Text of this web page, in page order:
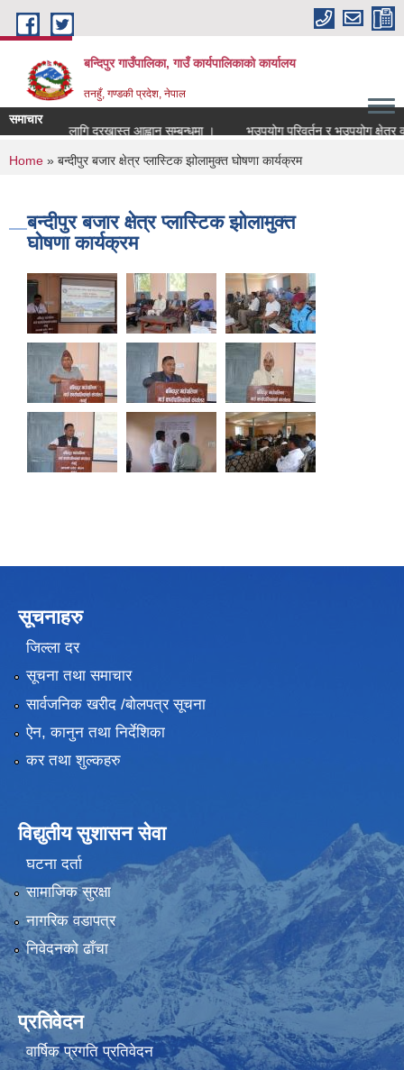
Skip to main content
बन्दिपुर गाउँपालिका, गाउँ कार्यपालिकाको कार्यालय
तनहुँ, गण्डकी प्रदेश, नेपाल
समाचार
पदपुर्तिको लागि दरखास्त आह्वान सम्बन्धमा ।
भूउपयोग परिवर्तन र भूउपयोग क्षेत्र
You are here
Home » बन्दीपुर बजार क्षेत्र प्लास्टिक झोलामुक्त घोषणा कार्यक्रम
बन्दीपुर बजार क्षेत्र प्लास्टिक झोलामुक्त
घोषणा कार्यक्रम
सूचनाहरु
जिल्ला दर
सूचना तथा समाचार
सार्वजनिक खरीद /बोलपत्र सूचना
ऐन, कानुन तथा निर्देशिका
कर तथा शुल्कहरु
विद्युतीय सुशासन सेवा
घटना दर्ता
सामाजिक सुरक्षा
नागरिक वडापत्र
निवेदनको ढाँचा
प्रतिवेदन
वार्षिक प्रगति प्रतिवेदन